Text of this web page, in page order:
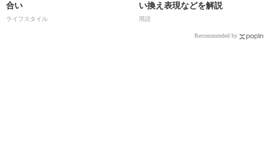
合い
ライフスタイル
い換え表現などを解説
用語
Recommended by